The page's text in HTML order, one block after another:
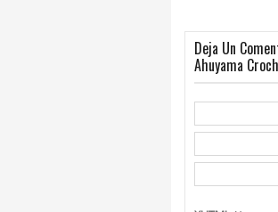
Deja Un
Ahuyama